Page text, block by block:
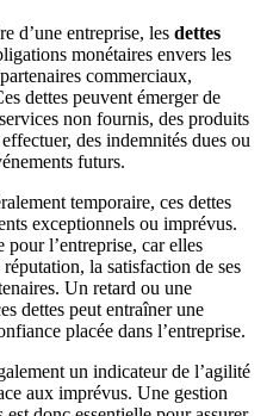
d’une entreprise, les dettes
monétaires envers les
commerciaux,
dettes peuvent émerger de
non fournis, des produits
des indemnités dues ou
futurs.
temporaire, ces dettes
exceptionnels ou imprévus.
l’entreprise, car elles
la satisfaction de ses
Un retard ou une
dettes peut entraîner une
placée dans l’entreprise.
un indicateur de l’agilité
aux imprévus. Une gestion